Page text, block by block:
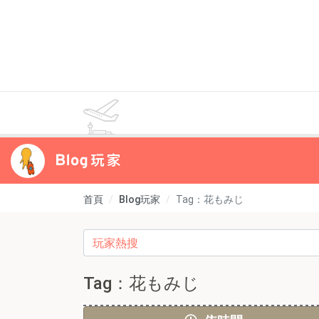
首頁 Blog玩家 Tag：花もみじ
Tag：花もみじ